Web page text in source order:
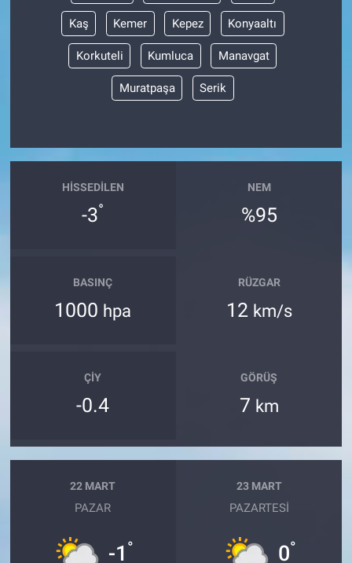
Kaş Kemer Kepez Konyaaltı
Korkuteli Kumluca Manavgat
Muratpaşa Serik
HISSEDILEN
-3°
NEM
%95
BASINÇ
1000 hpa
RÜZGAR
12 km/s
ÇIY
-0.4
GÖRÜŞ
7 km
22 MART
PAZAR
-1 °
23 MART
PAZARTESI
0°